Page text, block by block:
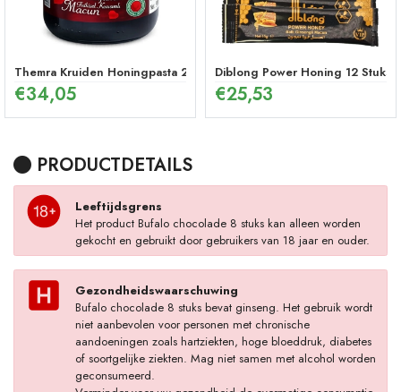
Themra Kruiden Honingpasta 240 g – Energetische Mix
€34,05
Diblong Power Honing 12 Stuks
€25,53
PRODUCTDETAILS
Leeftijdsgrens
Het product Bufalo chocolade 8 stuks kan alleen worden
gekocht en gebruikt door gebruikers van 18 jaar en ouder.
Gezondheidswaarschuwing
Bufalo chocolade 8 stuks bevat ginseng. Het gebruik wordt
niet aanbevolen voor personen met chronische
aandoeningen zoals hartziekten, hoge bloeddruk, diabetes
of soortgelijke ziekten. Mag niet samen met alcohol worden
geconsumeerd.